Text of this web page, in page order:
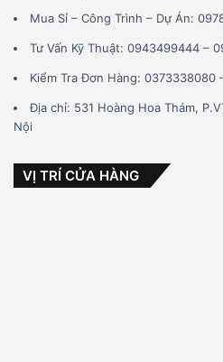
Mua Sỉ – Công Trình – Dự Án:
Tư Vấn Kỹ Thuật: 0943499444 –
Kiểm Tra Đơn Hàng: 0373338080
Địa chỉ: 531 Hoàng Hoa Thám,
Nội
VỊ TRÍ CỬA HÀNG